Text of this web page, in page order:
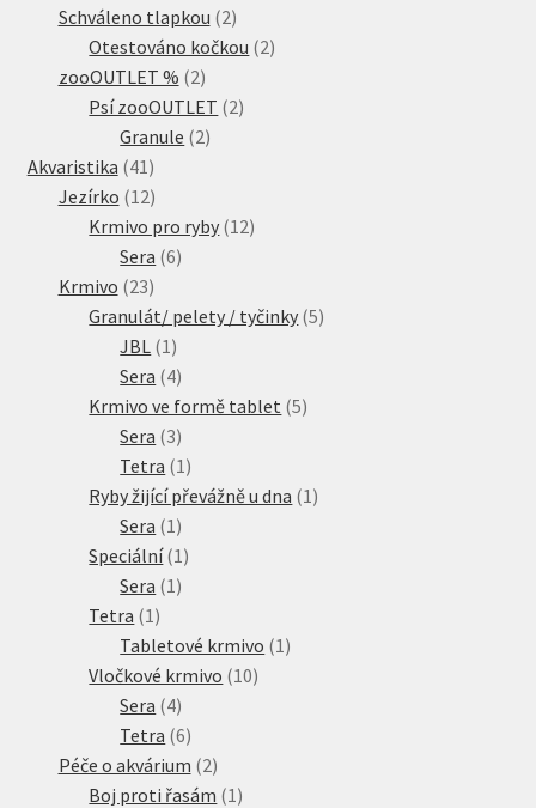
produkty
Schváleno tlapkou 22
produkty
Otestováno kočkou 22
zooOUTLET % 22
produkty
Psí zooOUTLET 22
Granule 22
Akvaristika 41 41
produktů
Jezírko 1212
produktů
Krmivo pro ryby 1212
Sera 66
Krmivo 2323
produktů
Granulát/ pelety / tyčinky 55
JBL 1 1
produkt
Sera 44
produkty
Krmivo ve formě tablet 55
Sera 33
produkty
Tetra 1 1
produkt
Ryby žijící převážně u dna 1 1
Sera 1 1
produkt
Speciální 1 1
Sera 1 1
Tetra 1 1
produkt
Tabletové krmivo 1 1
Vločkové krmivo 1010
Sera 44
produkty
Tetra 66
produktů
Péče o akvárium 22
produkty
Boj proti řasám 1 1